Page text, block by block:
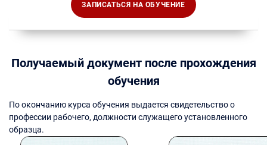
ЗАПИСАТЬСЯ НА ОБУЧЕНИЕ
Получаемый документ после прохождения
обучения
По окончанию курса обучения выдается свидетельство о
профессии рабочего, должности служащего установленного
образца.